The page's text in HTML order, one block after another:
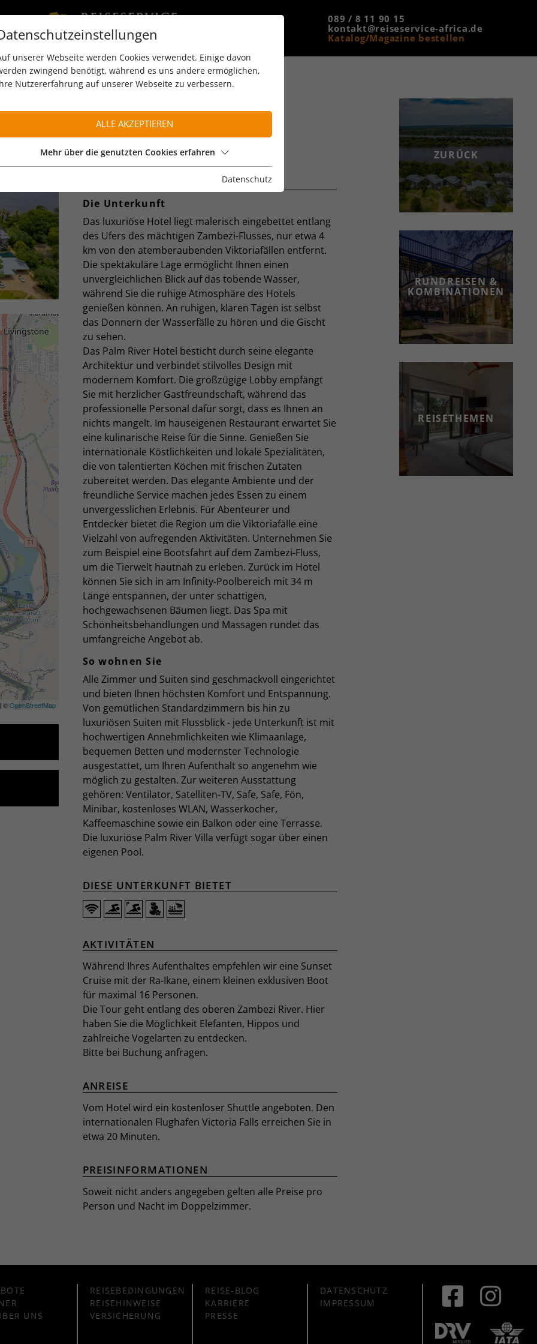
089 / 8 11 90 15
kontakt@reiseservice-africa.de
Katalog/Magazine bestellen
©OpenStreetMap
THE PALM RIVER HOTEL
Victoria Falls
Die Unterkunft
Das luxuriöse Hotel liegt malerisch eingebettet entlang
des Ufers des mächtigen Zambezi-Flusses, nur etwa 4
km von den atemberaubenden Viktoriafällen entfernt.
Die spektakuläre Lage ermöglicht Ihnen einen
unvergleichlichen Blick auf das tobende Wasser,
während Sie die ruhige Atmosphäre des Hotels
genießen können. An ruhigen, klaren Tagen ist selbst
das Donnern der Wasserfälle zu hören und die Gischt
zu sehen.
Das Palm River Hotel besticht durch seine elegante
Architektur und verbindet stilvolles Design mit
modernem Komfort. Die großzügige Lobby empfängt
Sie mit herzlicher Gastfreundschaft, während das
professionelle Personal dafür sorgt, dass es Ihnen an
nichts mangelt. Im hauseigenen Restaurant erwartet Sie
eine kulinarische Reise für die Sinne. Genießen Sie
internationale Köstlichkeiten und lokale Spezialitäten,
die von talentierten Köchen mit frischen Zutaten
zubereitet werden. Das elegante Ambiente und der
freundliche Service machen jedes Essen zu einem
unvergesslichen Erlebnis. Für Abenteurer und
Entdecker bietet die Region um die Viktoriafälle eine
Vielzahl von aufregenden Aktivitäten. Unternehmen Sie
zum Beispiel eine Bootsfahrt auf dem Zambezi-Fluss,
um die Tierwelt hautnah zu erleben. Zurück im Hotel
können Sie sich in am Infinity-Poolbereich mit 34 m
Länge entspannen, der unter schattigen,
hochgewachsenen Bäumen liegt. Das Spa mit
Schönheitsbehandlungen und Massagen rundet das
umfangreiche Angebot ab.
So wohnen Sie
Alle Zimmer und Suiten sind geschmackvoll eingerichtet
und bieten Ihnen höchsten Komfort und Entspannung.
Von gemütlichen Standardzimmern bis hin zu
luxuriösen Suiten mit Flussblick - jede Unterkunft ist mit
hochwertigen Annehmlichkeiten wie Klimaanlage,
bequemen Betten und modernster Technologie
ausgestattet, um Ihren Aufenthalt so angenehm wie
möglich zu gestalten. Zur weiteren Ausstattung
gehören: Ventilator, Satelliten-TV, Safe, Safe, Fön,
Minibar, kostenloses WLAN, Wasserkocher,
Kaffeemaschine sowie ein Balkon oder eine Terrasse.
Die luxuriöse Palm River Villa verfügt sogar über einen
eigenen Pool.
DIESE UNTERKUNFT BIETET
AKTIVITÄTEN
Während Ihres Aufenthaltes empfehlen wir eine Sunset
Cruise mit der Ra-Ikane, einem kleinen exklusiven Boot
für maximal 16 Personen.
Die Tour geht entlang des oberen Zambezi River. Hier
haben Sie die Möglichkeit Elefanten, Hippos und
zahlreiche Vogelarten zu entdecken.
Bitte bei Buchung anfragen.
ANREISE
Vom Hotel wird ein kostenloser Shuttle angeboten. Den
internationalen Flughafen Victoria Falls erreichen Sie in
etwa 20 Minuten.
PREISINFORMATIONEN
Soweit nicht anders angegeben gelten alle Preise pro
Person und Nacht im Doppelzimmer.
ZURÜCK
RUNDREISEN &
KOMBINATIONEN
REISETHEMEN
UNS
REISEBEDINGUNGEN
REISEHINWEISE
VERSICHERUNG
REISE-BLOG
KARRIERE
PRESSE
DATENSCHUTZ
IMPRESSUM
unserer Webseite werden Cookies verwendet. Einige davon
zwingend benötigt, während es uns andere ermöglichen,
Nutzererfahrung auf unserer Webseite zu verbessern.
ALLE AKZEPTIEREN
Mehr über die genutzten Cookies erfahren
Datenschutz